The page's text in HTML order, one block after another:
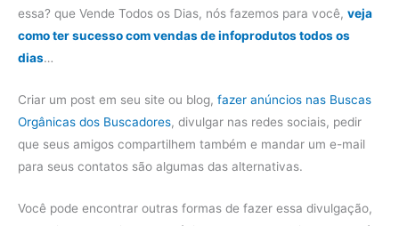
essa? que Vende Todos os Dias, nós fazemos para você, veja
como ter sucesso com vendas de infoprodutos todos os
dias…
Criar um post em seu site ou blog, fazer anúncios nas Buscas
Orgânicas dos Buscadores, divulgar nas redes sociais, pedir
que seus amigos compartilhem também e mandar um e-mail
para seus contatos são algumas das alternativas.
Você pode encontrar outras formas de fazer essa divulgação,